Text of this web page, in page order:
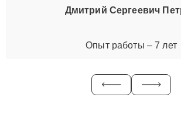
Дмитрий Сергеевич
Опыт работы – 7 лет